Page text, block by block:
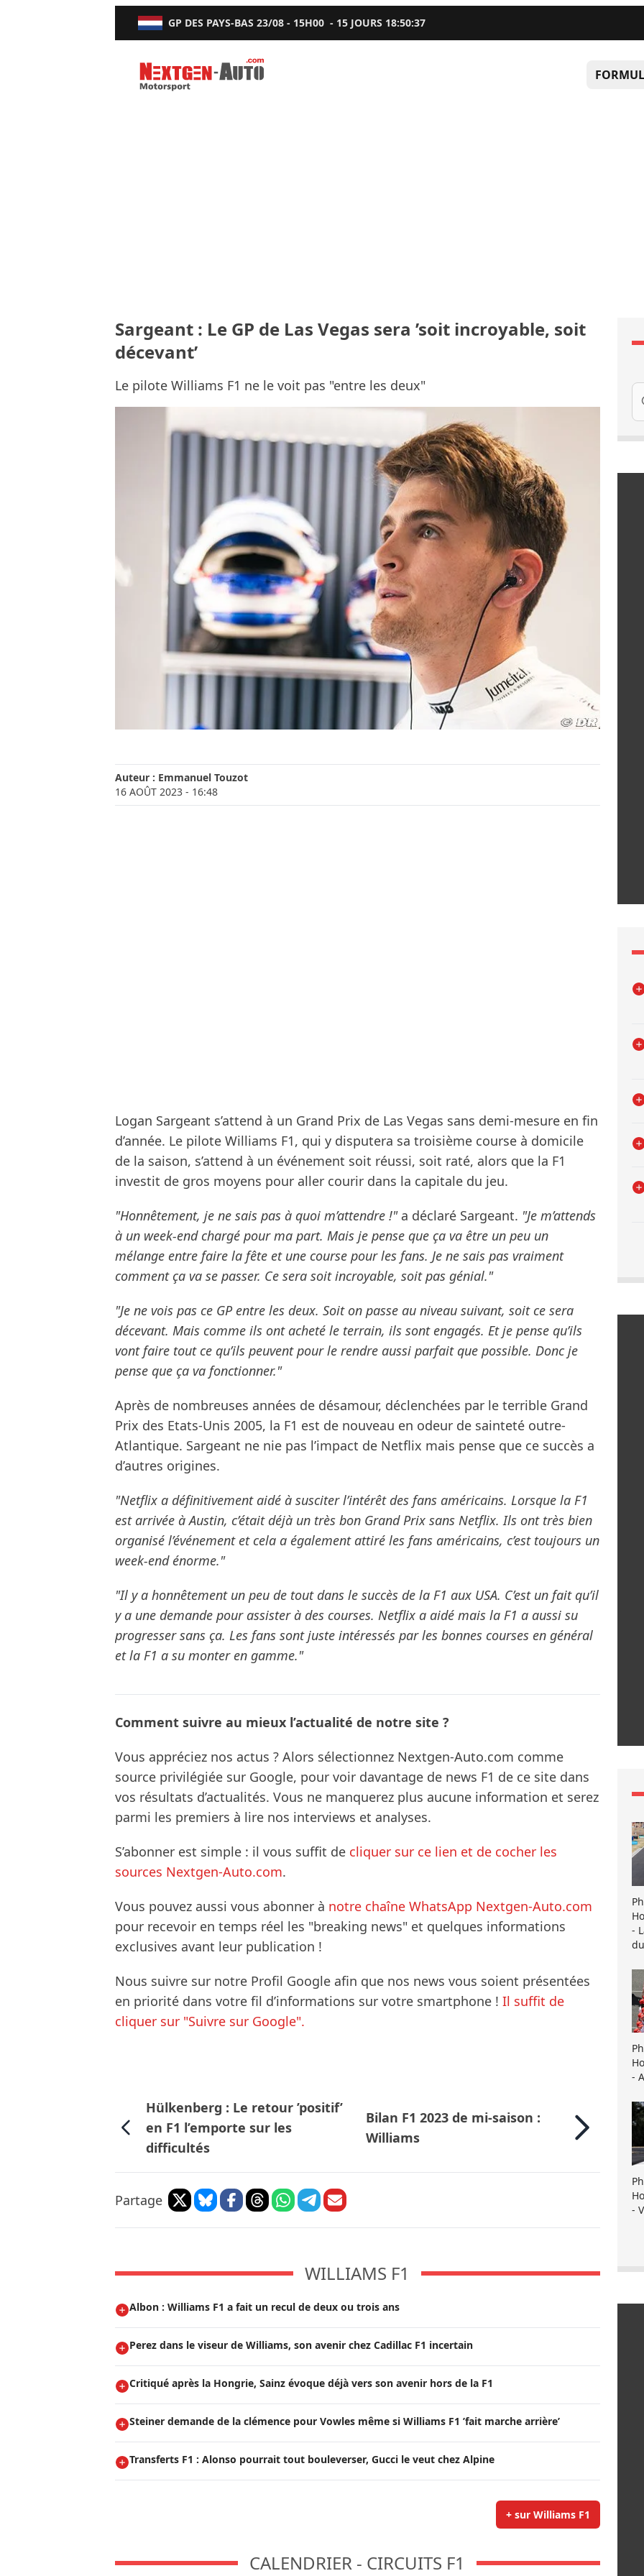
GP DES PAYS-BAS 23/08 - 15H00 - 15 JOURS 18:50:35
Nextgen-Auto.com
Sargeant : Le GP de Las Vegas sera ’soit incroyable, soit
décevant’
Le pilote Williams F1 ne le voit pas "entre les deux"
Auteur : Emmanuel Touzot
16 AOÛT 2023 - 16:48
Logan Sargeant s’attend à un Grand Prix de Las Vegas sans demi-mesure en fin
d’année. Le pilote Williams F1, qui y disputera sa troisième course à domicile
de la saison, s’attend à un événement soit réussi, soit raté, alors que la F1
investit de gros moyens pour aller courir dans la capitale du jeu.
"Honnêtement, je ne sais pas à quoi m’attendre !"a déclaré Sargeant. "Je m’attends
à un week-end chargé pour ma part. Mais je pense que ça va être un peu un
mélange entre faire la fête et une course pour les fans. Je ne sais pas vraiment
comment ça va se passer. Ce sera soit incroyable, soit pas génial."
"Je ne vois pas ce GP entre les deux. Soit on passe au niveau suivant, soit ce sera
décevant. Mais comme ils ont acheté le terrain, ils sont engagés. Et je pense qu’ils
vont faire tout ce qu’ils peuvent pour le rendre aussi parfait que possible. Donc je
pense que ça va fonctionner."
Après de nombreuses années de désamour, déclenchées par le terrible Grand
Prix des Etats-Unis 2005, la F1 est de nouveau en odeur de sainteté outre-
Atlantique. Sargeant ne nie pas l’impact de Netflix mais pense que ce succès a
d’autres origines.
"Netflix a définitivement aidé à susciter l’intérêt des fans américains. Lorsque la F1
est arrivée à Austin, c’était déjà un très bon Grand Prix sans Netflix. Ils ont très bien
organisé l’événement et cela a également attiré les fans américains, c’est toujours un
week-end énorme."
"Il y a honnêtement un peu de tout dans le succès de la F1 aux USA. C’est un fait qu’il
y a une demande pour assister à des courses. Netflix a aidé mais la F1 a aussi su
progresser sans ça. Les fans sont juste intéressés par les bonnes courses en général
et la F1 a su monter en gamme."
Comment suivre au mieux l’actualité de notre site ?
Vous appréciez nos actus ? Alors sélectionnez Nextgen-Auto.com comme
source privilégiée sur Google, pour voir davantage de news F1 de ce site dans
vos résultats d’actualités. Vous ne manquerez plus aucune information et serez
parmi les premiers à lire nos interviews et analyses.
S’abonner est simple : il vous suffit de cliquer sur ce lien et de cocher les
sources Nextgen-Auto.com.
Vous pouvez aussi vous abonner à notre chaîne WhatsApp Nextgen-Auto.com
pour recevoir en temps réel les "breaking news" et quelques informations
exclusives avant leur publication !
Nous suivre sur notre Profil Google afin que nos news vous soient présentées
en priorité dans votre fil d’informations sur votre smartphone ! Il suffit de
cliquer sur "Suivre sur Google".
Hülkenberg : Le retour ’positif’
en F1 l’emporte sur les
difficultés
Bilan F1 2023 de mi-saison :
Williams
Partage
WILLIAMS F1
Albon : Williams F1 a fait un recul de deux ou trois ans
Perez dans le viseur de Williams, son avenir chez Cadillac F1 incertain
Critiqué après la Hongrie, Sainz évoque déjà vers son avenir hors de la F1
Steiner demande de la clémence pour Vowles même si Williams F1 ’fait marche arrière’
Transferts F1 : Alonso pourrait tout bouleverser, Gucci le veut chez Alpine
+ sur Williams F1
CALENDRIER - CIRCUITS F1
-
-
-